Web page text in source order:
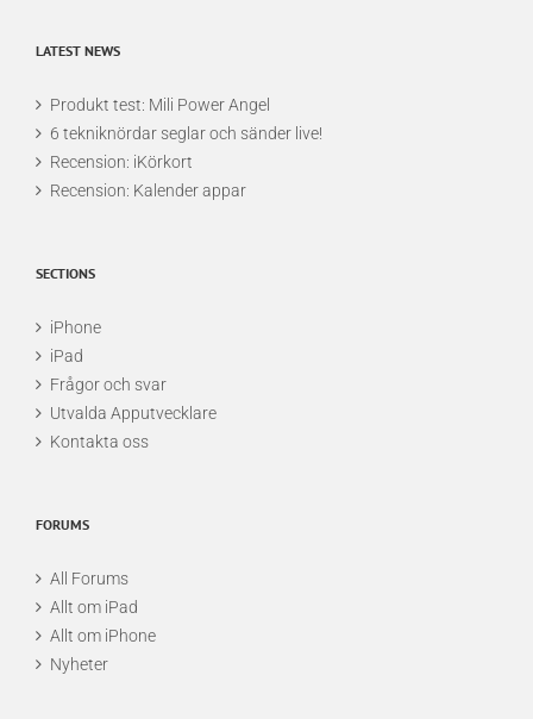
LATEST NEWS
Produkt test: Mili Power Angel
6 tekniknördar seglar och sänder live!
Recension: iKörkort
Recension: Kalender appar
SECTIONS
iPhone
iPad
Frågor och svar
Utvalda Apputvecklare
Kontakta oss
FORUMS
All Forums
Allt om iPad
Allt om iPhone
Nyheter